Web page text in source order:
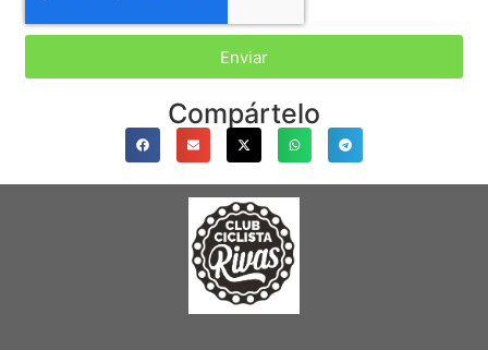
Enviar
Compártelo